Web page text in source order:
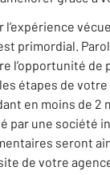
primordial.
l’opportunité
étapes de
en moins de 2
par une société
seront
de votre agence